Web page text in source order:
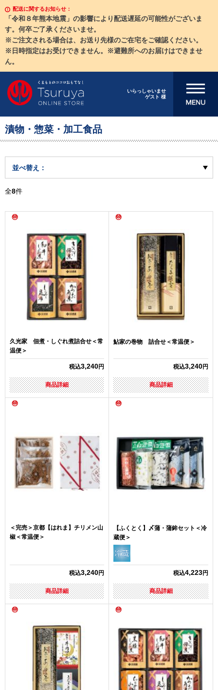
配送に関するお知らせ：
「令和８年熊本地震」の影響により配送遅延の可能性がございま
す。何卒ご了承くださいませ。
※ご注文される場合は、お送り先様のご在宅をご確認ください。
※日時指定はお受けできません。※避難所へのお届けはできませ
ん。
いらっしゃいませ
ゲスト 様
メニューを開
漬物・惣菜・加工食品
並べ替え：
全8件
久光家 佃煮・しぐれ煮詰合せ＜常
温便＞
税込3,240円
商品詳細
鮎家の巻物 詰合せ＜常温便＞
税込3,240円
商品詳細
＜完売＞京都【はれま】チリメン山
椒＜常温便＞
税込3,240円
商品詳細
【ふくとく】〆蒲・蒲鉾セット＜冷
蔵便＞
税込4,223円
商品詳細